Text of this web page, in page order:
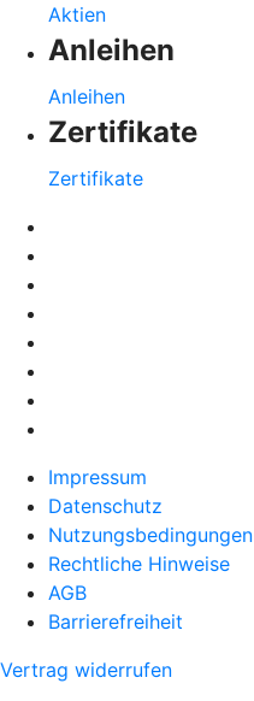
Aktien
Anleihen
Anleihen
Zertifikate
Zertifikate
Impressum
Datenschutz
Nutzungsbedingungen
Rechtliche Hinweise
AGB
Barrierefreiheit
Vertrag widerrufen